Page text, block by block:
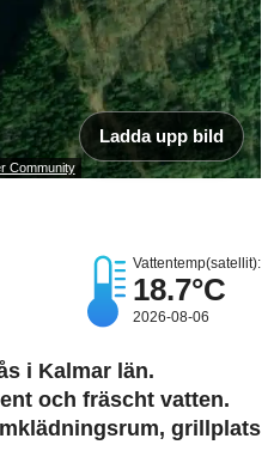
Community
Ladda upp bild
Vattentemp(satellit):
18.7°C
2026-08-06
i Kalmar län.
och fräscht vatten.
grillplats